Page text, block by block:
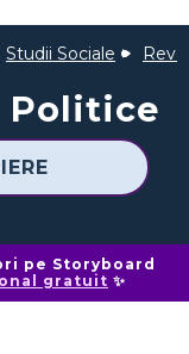
Studii Sociale
Politice
pe Storyboard
gratuit ✨